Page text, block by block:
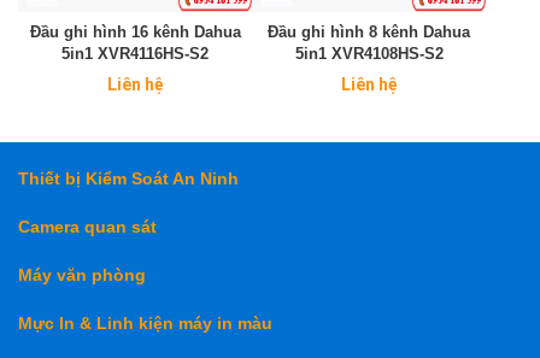
Đầu ghi hình 16 kênh Dahua
5in1 XVR4116HS-S2
Liên hệ
Đầu ghi hình 8 kênh Dahua
5in1 XVR4108HS-S2
Liên hệ
Thiết bị Kiểm Soát An Ninh
Camera quan sát
Máy văn phòng
Mực In & Linh kiện máy in màu